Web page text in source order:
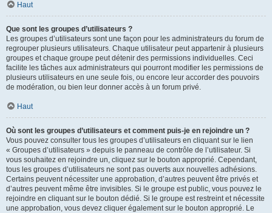
Haut
Que sont les groupes d’utilisateurs ?
Les groupes d’utilisateurs sont une façon pour les administrateurs du forum de
regrouper plusieurs utilisateurs. Chaque utilisateur peut appartenir à plusieurs
groupes et chaque groupe peut détenir des permissions individuelles. Ceci
facilite les tâches aux administrateurs qui pourront modifier les permissions de
plusieurs utilisateurs en une seule fois, ou encore leur accorder des pouvoirs
de modération, ou bien leur donner accès à un forum privé.
Haut
Où sont les groupes d’utilisateurs et comment puis-je en rejoindre un ?
Vous pouvez consulter tous les groupes d’utilisateurs en cliquant sur le lien
« Groupes d’utilisateurs » depuis le panneau de contrôle de l’utilisateur. Si
vous souhaitez en rejoindre un, cliquez sur le bouton approprié. Cependant,
tous les groupes d’utilisateurs ne sont pas ouverts aux nouvelles adhésions.
Certains peuvent nécessiter une approbation, d’autres peuvent être privés et
d’autres peuvent même être invisibles. Si le groupe est public, vous pouvez le
rejoindre en cliquant sur le bouton dédié. Si le groupe est restreint et nécessite
une approbation, vous devez cliquer également sur le bouton approprié. Le